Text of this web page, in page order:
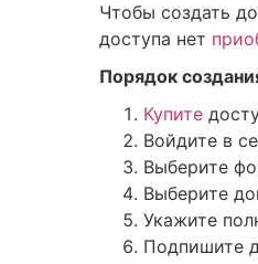
Чтобы создать
доступа нет
Порядок
Купите
Войдите в
Выберите
Выберите
Укажите
Подпишите